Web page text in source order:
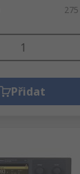
Přidat